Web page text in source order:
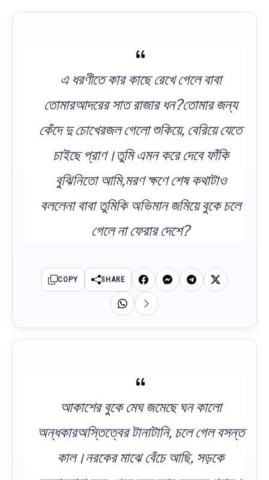
এ ধরণীতে কার কাছে রেখে গেলে বাবা
তোমারআদরের সাত রাজার ধন?তোমার জন্য
কেঁদে দু চোখেরজল গেলো শুকিয়ে, বেরিয়ে যেতে
চাইছে প্রাণ।তুমি এমন করে দেবে ফাঁকি
বুঝিনিতো আমি,মরণ ক্ষণে শেষ কথাটাও
বললেনা বাবা তুমিকি অভিমান জমিয়ে বুকে চলে
গেলে না ফেরার দেশে?
COPY SHARE
আকাশের বুকে মেঘ জমেছে ঘন কালো
অন্ধকারঅস্তিত্বের টানাটানি, চলে গেল বসন্ত
কাল।নরকের মাঝে বেঁচে আছি, সড়কে